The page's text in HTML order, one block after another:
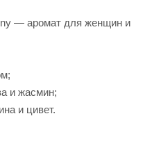
— аромат для женщин и
и жасмин;
и цивет.